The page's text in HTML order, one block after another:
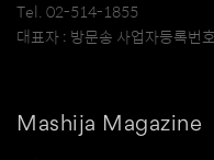
Tel. 02-514-1855
대표자 : 방문송 사업자등록
Mashija Magazine